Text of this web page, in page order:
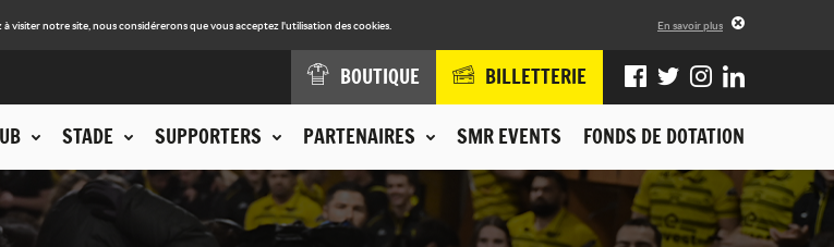
visiter notre site, nous considérerons que vous acceptez l'utilisation des cookies. En savoir plus
STADE SUPPORTERS PARTENAIRES SMR EVENTS FONDS DE DOTATION
BOUTIQUE BILLETTERIE